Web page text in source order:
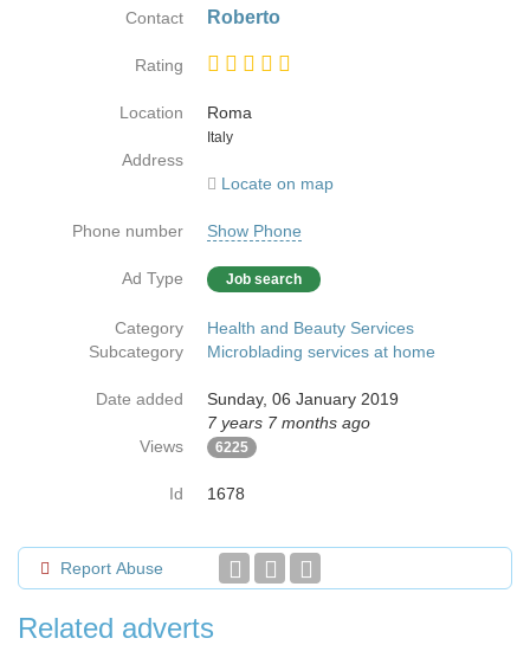
Contact Roberto
Rating
Location
Roma
Country
Italy
Address
Locate on map
Phone number Show Phone
Ad Type Job search
Category
Health and Beauty Services
Subcategory
Microblading services at home
Date added
Sunday, 06 January 2019
7 years 7 months ago
Views
6225
Id 1678
Report Abuse
Related adverts